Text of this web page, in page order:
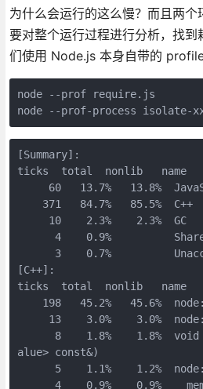
为什么会运行的这么慢？而且两
要对整个运行过程进行分析，找
们使用 Node.js 本身自带的 profile
node --prof require.js
node --prof-process isolate-
[Summary]:
ticks  total  nonlib   name
60   13.7%   13.8%
    371   84.7%   85.5%  C++
     10    2.3%    2.3%  GC
4    0.9%
3    0.7%
[C++]:
ticks  total  nonlib   name
198   45.2%   45.6%
13    3.0%    3.0%
8    1.8%    1.8%
alue> const&)
5    1.1%    1.2%
4    0.9%    0.9%